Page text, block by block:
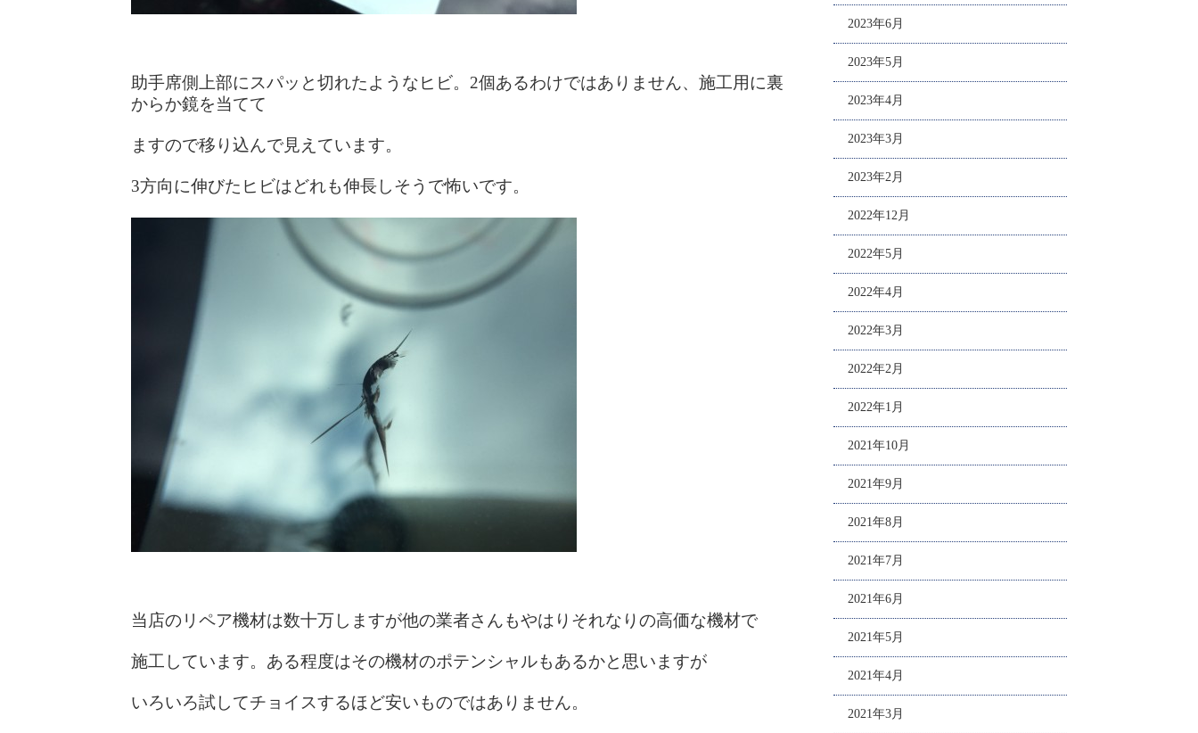
助手席側上部にスパッと切れたようなヒビ。2個あるわけではありません、施工用に裏
からか鏡を当てて
ますので移り込んで見えています。
3方向に伸びたヒビはどれも伸長しそうで怖いです。
当店のリペア機材は数十万しますが他の業者さんもやはりそれなりの高価な機材で
施工しています。ある程度はその機材のポテンシャルもあるかと思いますが
いろいろ試してチョイスするほど安いものではありません。
2023年6月
2023年5月
2023年4月
2023年3月
2023年2月
2022年12月
2022年5月
2022年4月
2022年3月
2022年2月
2022年1月
2021年10月
2021年9月
2021年8月
2021年7月
2021年6月
2021年5月
2021年4月
2021年3月